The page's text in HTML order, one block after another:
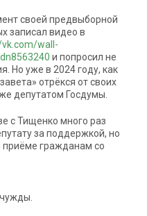
своей предвыборной
записал видео в
wall-
и попросил не
Но уже в 2024 году, как
отрёкся от своих
депутатом Госдумы.
с Тищенко много раз
за поддержкой, но
приёме гражданам со